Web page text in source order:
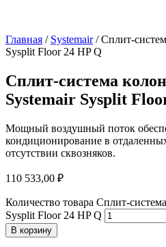
Главная / Systemair/ Сплит-
Sysplit Floor 24 HP Q
Сплит-система
Systemair Sysplit
Мощный воздушный поток
кондиционирование в
отсутствии сквозняков.
110 533,00 ₽
Количество товара Сплит-
Sysplit Floor 24 HP Q
В корзину